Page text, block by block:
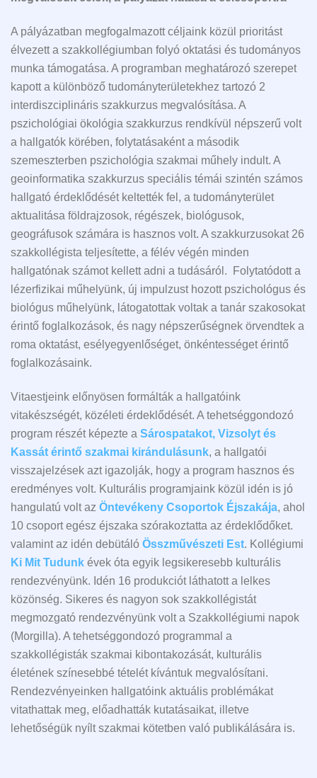
A pályázatban megfogalmazott céljaink közül prioritást
élvezett a szakkollégiumban folyó oktatási és tudományos
munka támogatása. A programban meghatározó szerepet
kapott a különböző tudományterületekhez tartozó 2
interdiszciplináris szakkurzus megvalósítása. A
pszichológiai ökológia szakkurzus rendkívül népszerű volt
a hallgatók körében, folytatásaként a második
szemeszterben pszichológia szakmai műhely indult. A
geoinformatika szakkurzus speciális témái szintén számos
hallgató érdeklődését keltették fel, a tudományterület
aktualitása földrajzosok, régészek, biológusok,
geográfusok számára is hasznos volt. A szakkurzusokat 26
szakkollégista teljesítette, a félév végén minden
hallgatónak számot kellett adni a tudásáról. Folytatódott a
lézerfizikai műhelyünk, új impulzust hozott pszichológus és
biológus műhelyünk, látogatottak voltak a tanár szakosokat
érintő foglalkozások, és nagy népszerűségnek örvendtek a
roma oktatást, esélyegyenlőséget, önkéntességet érintő
foglalkozásaink.
Vitaestjeink előnyösen formálták a hallgatóink
vitakészségét, közéleti érdeklődését. A tehetséggondozó
program részét képezte a Sárospatakot, Vizsolyt és
Kassát érintő szakmai kirándulásunk, a hallgatói
visszajelzések azt igazolják, hogy a program hasznos és
eredményes volt. Kulturális programjaink közül idén is jó
hangulatú volt az Öntevékeny Csoportok Éjszakája, ahol
10 csoport egész éjszaka szórakoztatta az érdeklődőket.
valamint az idén debütáló Összművészeti Est. Kollégiumi
Ki Mit Tudunk évek óta egyik legsikeresebb kulturális
rendezvényünk. Idén 16 produkciót láthatott a lelkes
közönség. Sikeres és nagyon sok szakkollégistát
megmozgató rendezvényünk volt a Szakkollégiumi napok
(Morgilla). A tehetséggondozó programmal a
szakkollégisták szakmai kibontakozását, kulturális
életének színesebbé tételét kívántuk megvalósítani.
Rendezvényeinken hallgatóink aktuális problémákat
vitathattak meg, előadhatták kutatásaikat, illetve
lehetőségük nyílt szakmai kötetben való publikálására is.